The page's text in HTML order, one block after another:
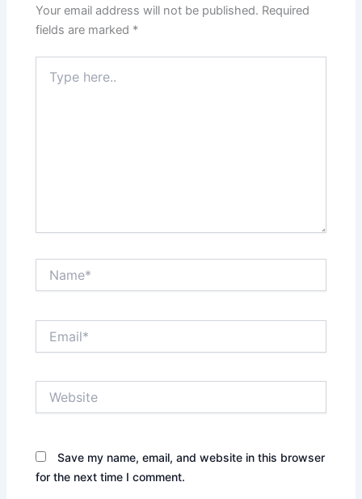
Your email address will not be published. Required
fields are marked *
here..
Save my name, email, and website in this browser
for the next time I comment.